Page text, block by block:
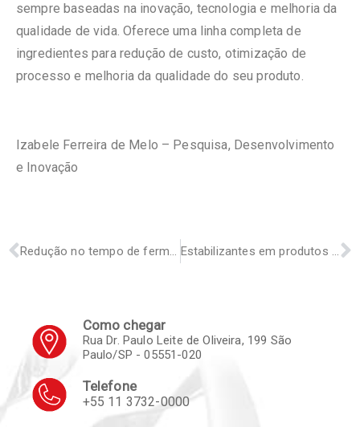
sempre baseadas na inovação, tecnologia e melhoria da
qualidade de vida. Oferece uma linha completa de
ingredientes para redução de custo, otimização de
processo e melhoria da qualidade do seu produto.
Izabele Ferreira de Melo – Pesquisa, Desenvolvimento
e Inovação
Redução no tempo de fermentação de biscoitos cracker Estabilizantes em produtos lácteos fermentados
Como chegar
Rua Dr. Paulo Leite de Oliveira, 199 São
Paulo/SP - 05551-020
Telefone
+55 11 3732-0000